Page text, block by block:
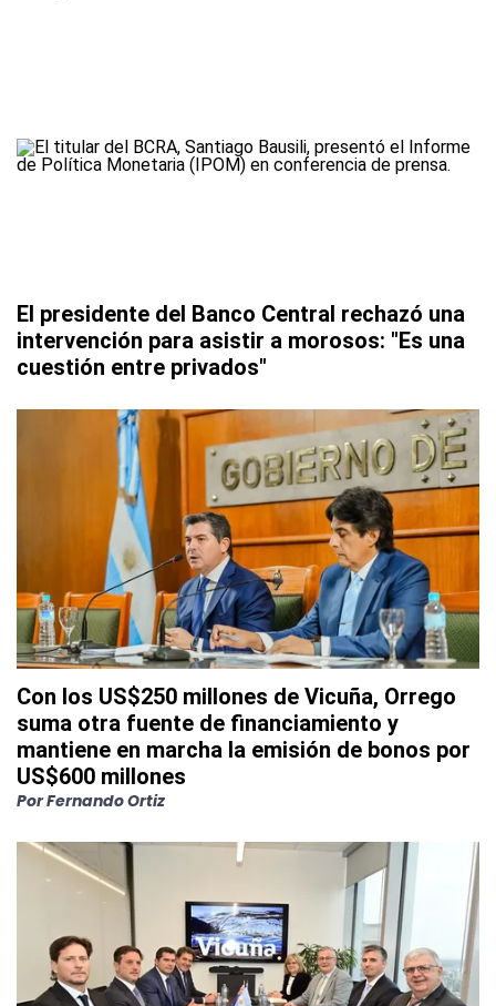
El presidente del Banco Central rechazó una
intervención para asistir a morosos: "Es una
cuestión entre privados"
Con los US$250 millones de Vicuña, Orrego
suma otra fuente de financiamiento y
mantiene en marcha la emisión de bonos por
US$600 millones
PorFernando Ortiz